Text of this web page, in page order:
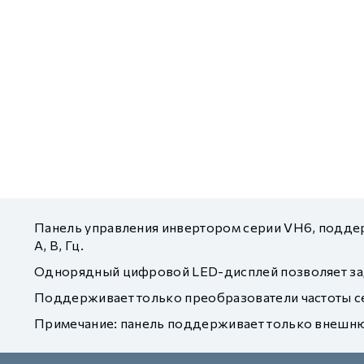
Панель управления инвертором серии VH6,
A, В, Гц.
Однорядный цифровой LED-дисплей позволяет
Поддерживает только преобразователи частоты
Примечание: панель поддерживает только